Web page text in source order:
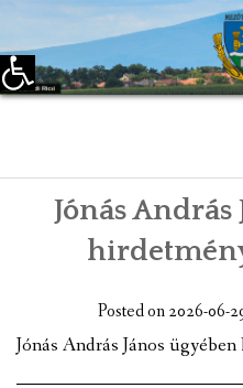
Eszköztár megnyitása
KEZDŐLAP
LÁTNIVALÓK
Jónás András
Posted on2026-06-
Jónás András János